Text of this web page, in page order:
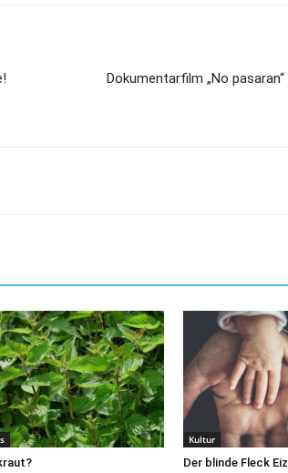
Dokumentarfilm „No pasaran“
Kultur
Der blinde Fleck